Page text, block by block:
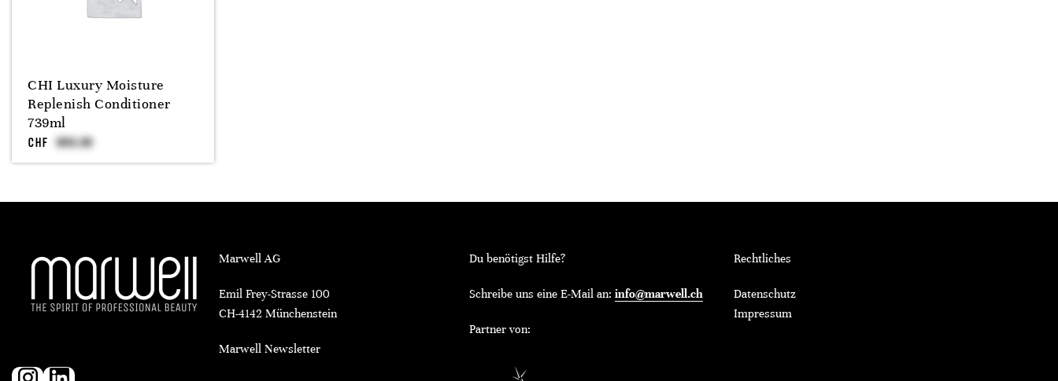
CHI Luxury Moisture
Replenish Conditioner
739ml
CHF
Marwell AG
Emil Frey-Strasse 100
CH-4142 Münchenstein
Marwell Newsletter
Du benötigst Hilfe?
Schreibe uns eine E-Mail an: info@marwell.ch
Partner von:
Rechtliches
Datenschutz
Impressum